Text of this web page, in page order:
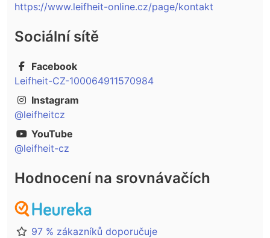
https://www.leifheit-online.cz/page/kontakt
Sociální sítě
Facebook
Leifheit-CZ-100064911570984
Instagram
@leifheitcz
YouTube
@leifheit-cz
Hodnocení na srovnávačích
97 % zákazníků doporučuje